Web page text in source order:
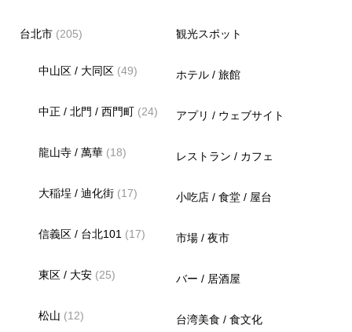
台北市(205)
中山区 / 大同区 (49)
中正 / 北門 / 西門町 (24)
龍山寺 / 萬華 (18)
大稲埕 / 迪化街 (17)
信義区 / 台北101 (17)
東区 / 大安 (25)
松山 (12)
観光スポット
ホテル / 旅館
アプリ / ウェブサイト
レストラン / カフェ
小吃店 / 食堂 / 屋台
市場 / 夜市
バー / 居酒屋
台湾美食 / 食文化